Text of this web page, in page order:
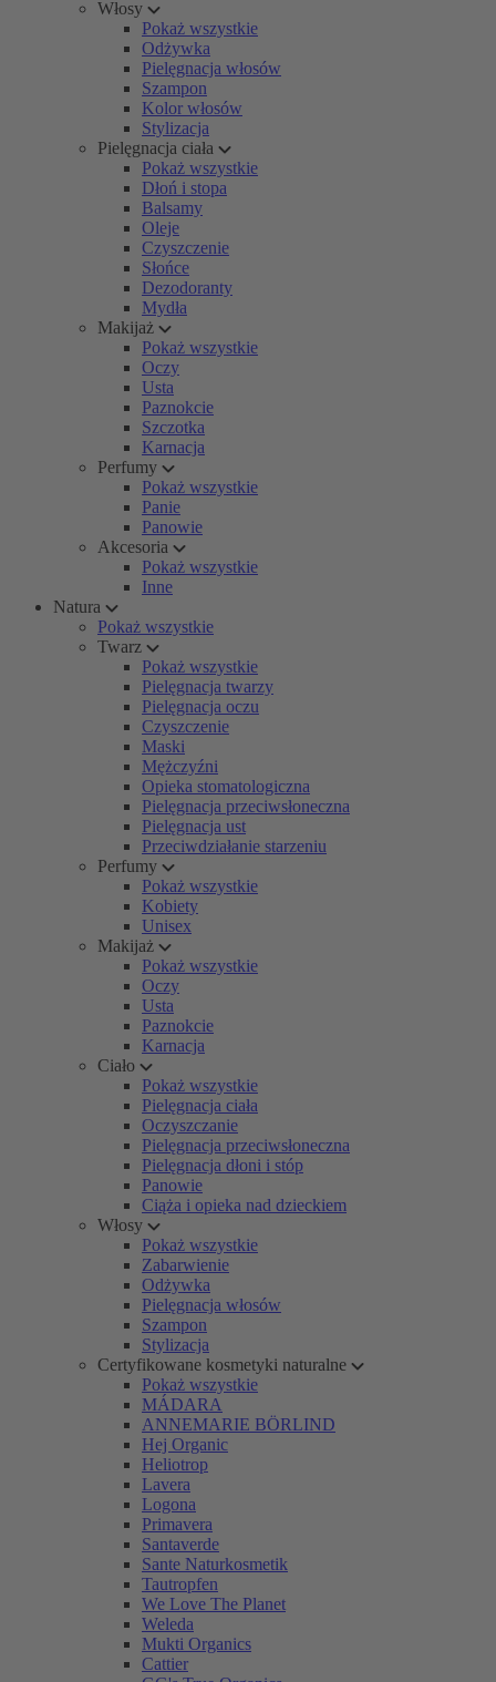
Włosy
Pokaż wszystkie
Odżywka
Pielęgnacja włosów
Szampon
Kolor włosów
Stylizacja
Pielęgnacja ciała
Pokaż wszystkie
Dłoń i stopa
Balsamy
Oleje
Czyszczenie
Słońce
Dezodoranty
Mydła
Makijaż
Pokaż wszystkie
Oczy
Usta
Paznokcie
Szczotka
Karnacja
Perfumy
Pokaż wszystkie
Panie
Panowie
Akcesoria
Pokaż wszystkie
Inne
Natura
Pokaż wszystkie
Twarz
Pokaż wszystkie
Pielęgnacja twarzy
Pielęgnacja oczu
Czyszczenie
Maski
Mężczyźni
Opieka stomatologiczna
Pielęgnacja przeciwsłoneczna
Pielęgnacja ust
Przeciwdziałanie starzeniu
Perfumy
Pokaż wszystkie
Kobiety
Unisex
Makijaż
Pokaż wszystkie
Oczy
Usta
Paznokcie
Karnacja
Ciało
Pokaż wszystkie
Pielęgnacja ciała
Oczyszczanie
Pielęgnacja przeciwsłoneczna
Pielęgnacja dłoni i stóp
Panowie
Ciąża i opieka nad dzieckiem
Włosy
Pokaż wszystkie
Zabarwienie
Odżywka
Pielęgnacja włosów
Szampon
Stylizacja
Certyfikowane kosmetyki naturalne
Pokaż wszystkie
MÁDARA
ANNEMARIE BÖRLIND
Hej Organic
Heliotrop
Lavera
Logona
Primavera
Santaverde
Sante Naturkosmetik
Tautropfen
We Love The Planet
Weleda
Mukti Organics
Cattier